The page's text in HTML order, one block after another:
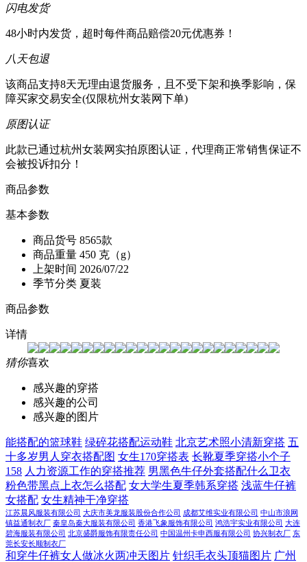
闪电发货
48小时内发货，超时每件商品赔偿20元优惠券！
八天包退
该商品支持8天无理由退货服务，且不受下架和换季影响，保
障买家交易安全(仅限杭州女装网下单)
原图认证
此款已通过杭州女装网实拍原图认证，代理商正常销售保证不
会被投诉扣分！
商品参数
基本参数
商品货号 8565款
商品重量 450 克（g）
上架时间 2026/07/22
季节分类 夏装
商品参数
详情
猜你喜欢
感兴趣的穿搭
感兴趣的公司
感兴趣的图片
能搭配的篮球鞋 绿碎花搭配运动鞋 北京艺术照小清新穿搭 五
十多岁男人穿衣搭配图 女生170穿搭表 长靴夏季穿搭小个子
158 人力资源工作的穿搭推荐 男黑色牛仔外套搭配什么卫衣
粉色带黑点上衣怎么搭配 女大学生夏季韩系穿搭 浅蓝牛仔裤
女搭配 女生精神干净穿搭
江苏晨风服装有限公司 大庆市美龙服装股份合作公司 成都艾维实业有限公司 中山市浪网
镇益通制衣厂 秦皇岛秦大服装有限公司 香港飞象服饰有限公司 鸿浩宇实业有限公司 大连
碧海服装有限公司 北京盛爵服饰有限责任公司 中国温州卡申西服有限公司 协兴制衣厂 东
莞长安长顺制衣厂
和穿牛仔裤女人做冰火两冲天图片 针织毛衣头顶猫图片 广州